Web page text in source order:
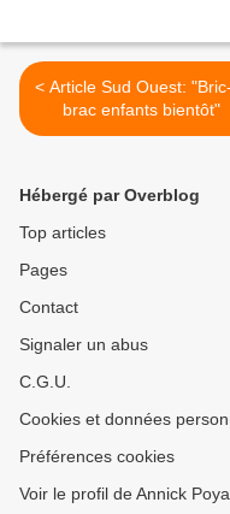
< Article Sud Ouest: "Bric-à-
brac enfants bientôt"
Hébergé par Overblog
Top articles
Pages
Contact
Signaler un abus
C.G.U.
Cookies et données
Préférences cookies
Voir le profil de Annick